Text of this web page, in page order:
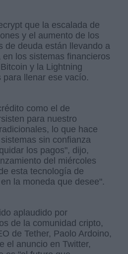
que la escalada de
y el aumento de los
de deuda están llevando a
en los sistemas financieros
y la Lightning
llenar ese vacío.
como el de
para nuestro
lo que hace
sin confianza
los pagos", dijo,
del miércoles
esta tecnología de
la moneda que desee".
aplaudido por
de la comunidad cripto,
de Tether, Paolo Ardoino,
el anuncio en Twitter,